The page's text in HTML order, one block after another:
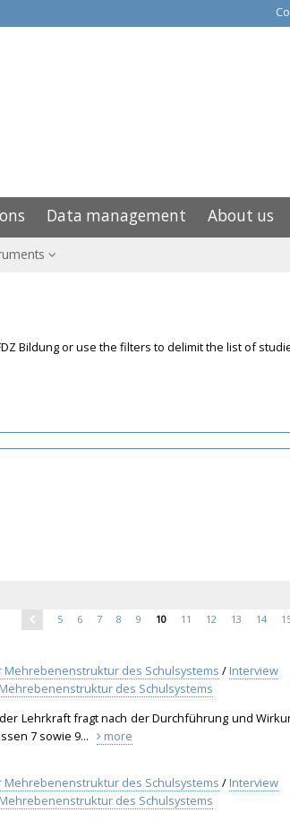
Data management About us
Bildung or use the filters to delimit the list of
5 6789 10 11 12 13 14
des Schulsystems / Interview
des Schulsystems
Lehrkraft fragt nach der Durchführung und
7 sowie 9...
more
des Schulsystems / Interview
des Schulsystems